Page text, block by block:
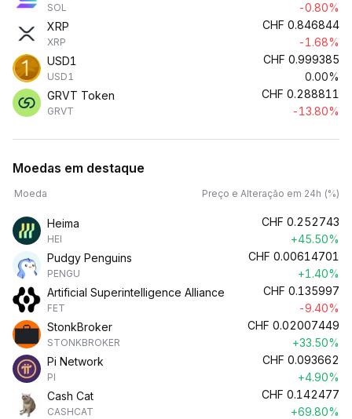
SOL
-0.80%
XRP
XRP
CHF 0.846844
-1.68%
USD1
USD1
CHF 0.999385
0.00%
GRVT Token
GRVT
CHF 0.288811
-13.80%
Moedas em destaque
Moeda Preço e Alteração em 24h (%)
Heima
HEI
CHF 0.252743
+45.50%
Pudgy Penguins
PENGU
CHF 0.00614701
+1.40%
Artificial Superintelligence Alliance
FET
CHF 0.135997
-9.40%
StonkBroker
STONKBROKER
CHF 0.02007449
+33.50%
Pi Network
PI
CHF 0.093662
+4.90%
Cash Cat
CASHCAT
CHF 0.142477
+69.80%